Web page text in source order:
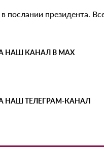
в послании президента.
НАШ КАНАЛ В MAX
НАШ ТЕЛЕГРАМ-КАНАЛ